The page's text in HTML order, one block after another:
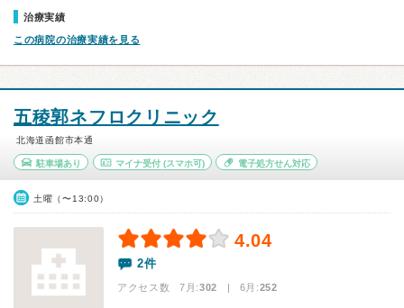
治療実績
この病院の治療実績を見る
五稜郭ネフロクリニック
北海道函館市本通
駐車場あり マイナ受付(スマホ可) 電子処方せん対応
土曜（〜13:00）
4.04
2件
アクセス数 7月:302 | 6月:252